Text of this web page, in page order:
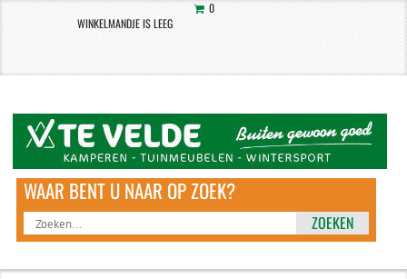
0
WINKELMANDJE IS LEEG
ZOEKEN